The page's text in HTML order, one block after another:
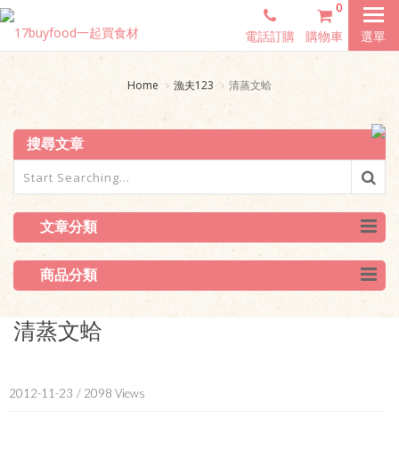
選單
電話訂購
0
購物車
Home 漁夫123 清蒸文蛤
搜尋文章
文章分類
商品分類
清蒸文蛤
2012-11-23 / 2098 Views